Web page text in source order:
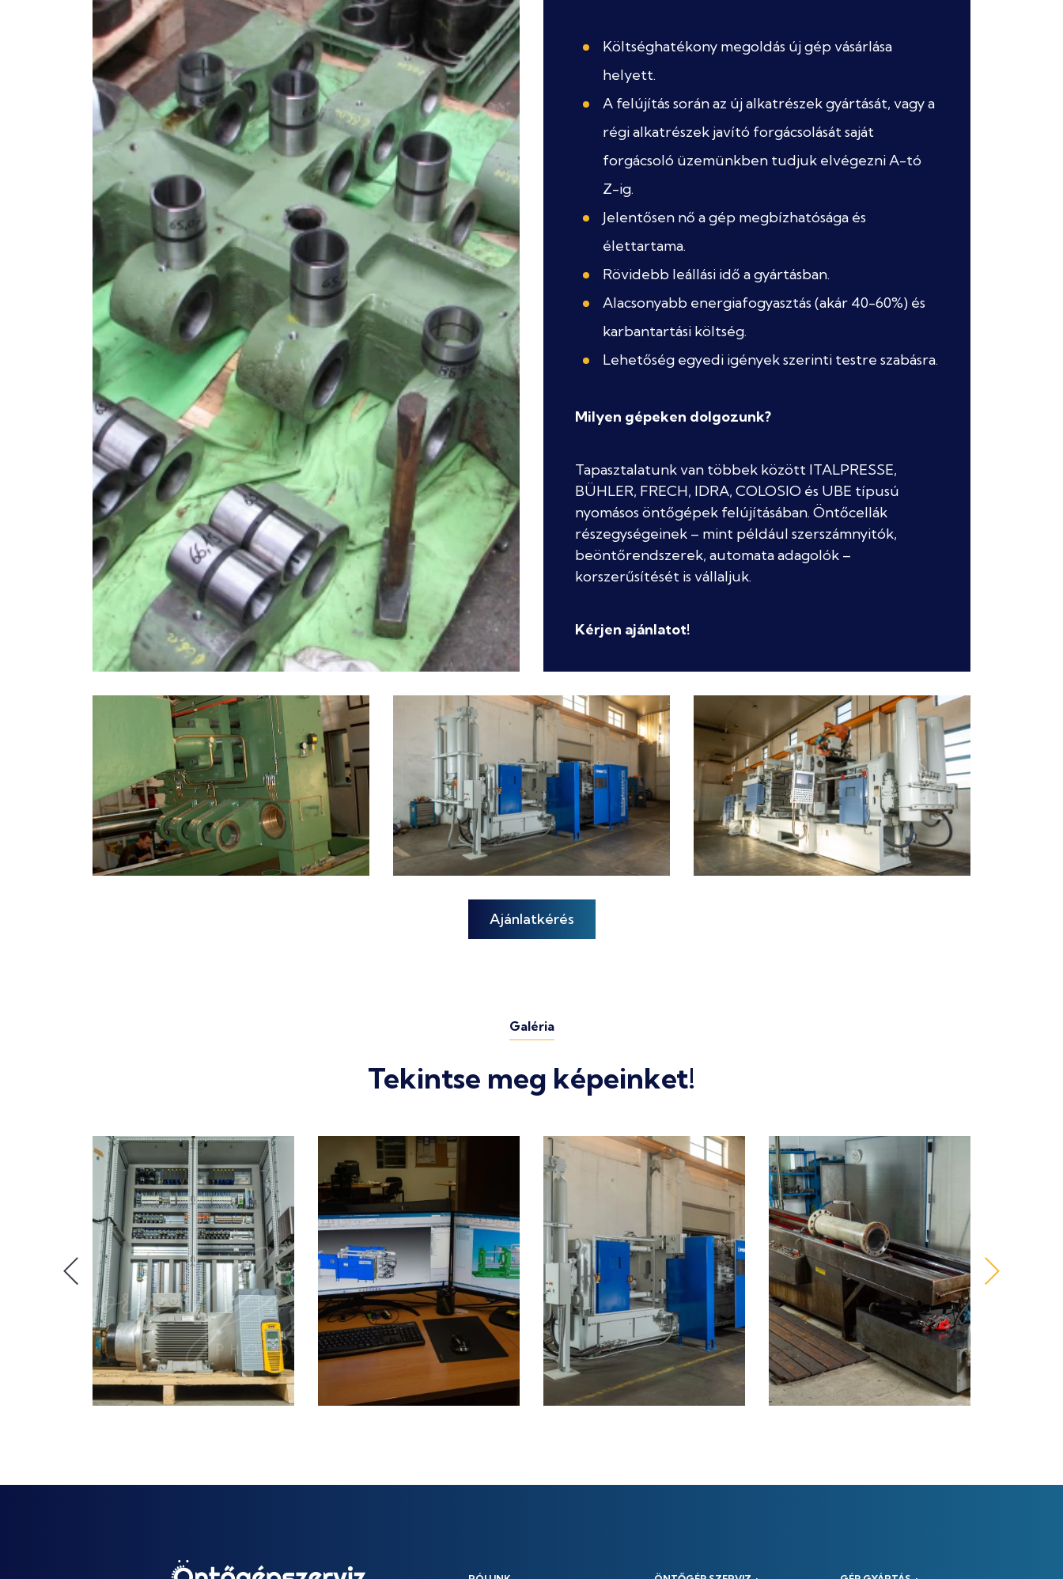
Költséghatékony megoldás új gép vásárlása
helyett.
A felújítás során az új alkatrészek gyártását, vagy a
régi alkatrészek javító forgácsolását saját
forgácsoló üzemünkben tudjuk elvégezni A-tó
Z-ig.
Jelentősen nő a gép megbízhatósága és
élettartama.
Rövidebb leállási idő a gyártásban.
Alacsonyabb energiafogyasztás (akár 40-60%) és
karbantartási költség.
Lehetőség egyedi igények szerinti testre szabásra.
Milyen gépeken dolgozunk?
Tapasztalatunk van többek között ITALPRESSE,
BÜHLER, FRECH, IDRA, COLOSIO és UBE típusú
nyomásos öntőgépek felújításában. Öntőcellák
részegységeinek – mint például szerszámnyitók,
beöntőrendszerek, automata adagolók –
korszerűsítését is vállaljuk.
Kérjen ajánlatot!
Ajánlatkérés
Galéria
Tekintse meg képeinket!